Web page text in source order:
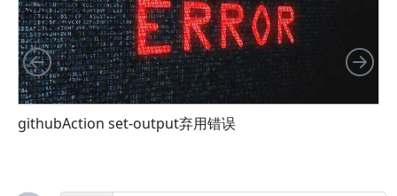
githubAction set-output弃用错误
向左 向